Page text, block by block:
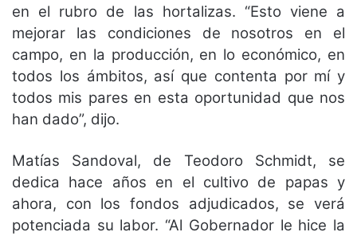
en el rubro de las hortalizas. “Esto viene a
mejorar las condiciones de nosotros en el
campo, en la producción, en lo económico, en
todos los ámbitos, así que contenta por mí y
todos mis pares en esta oportunidad que nos
han dado”, dijo.
Matías Sandoval, de Teodoro Schmidt, se
dedica hace años en el cultivo de papas y
ahora, con los fondos adjudicados, se verá
potenciada su labor. “Al Gobernador le hice la